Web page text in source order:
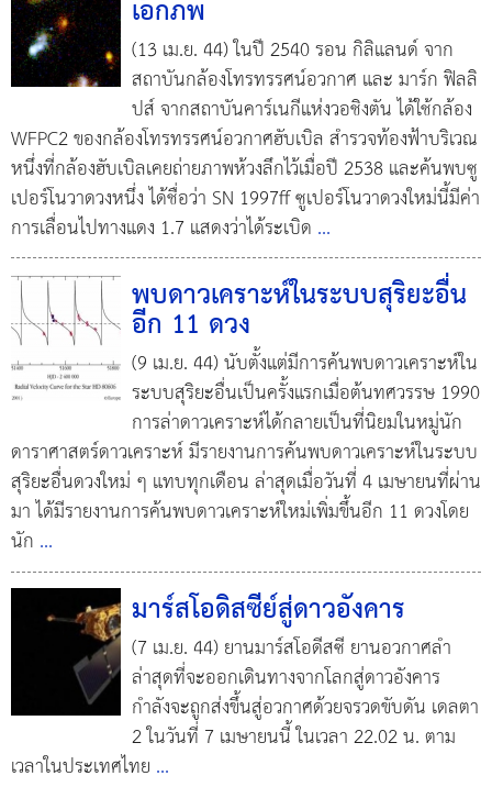
เอกภพ
(13 เม.ย. 44) ในปี 2540 รอน กิลิแลนด์ จาก
สถาบันกล้องโทรทรรศน์อวกาศ และ มาร์ก ฟิลลิ
ปส์ จากสถาบันคาร์เนกีแห่งวอชิงตัน ได้ใช้กล้อง
WFPC2 ของกล้องโทรทรรศน์อวกาศฮับเบิล สำรวจท้องฟ้าบริเวณ
หนึ่งที่กล้องฮับเบิลเคยถ่ายภาพห้วงลึกไว้เมื่อปี 2538 และค้นพบซู
เปอร์โนวาดวงหนึ่ง ได้ชื่อว่า SN 1997ff ซูเปอร์โนวาดวงใหม่นี้มีค่า
การเลื่อนไปทางแดง 1.7 แสดงว่าได้ระเบิด ...
พบดาวเคราะห์ในระบบสุริยะอื่น
อีก 11 ดวง
(9 เม.ย. 44) นับตั้งแต่มีการค้นพบดาวเคราะห์ใน
ระบบสุริยะอื่นเป็นครั้งแรกเมื่อต้นทศวรรษ 1990
การล่าดาวเคราะห์ได้กลายเป็นที่นิยมในหมู่นัก
ดาราศาสตร์ดาวเคราะห์ มีรายงานการค้นพบดาวเคราะห์ในระบบ
สุริยะอื่นดวงใหม่ ๆ แทบทุกเดือน ล่าสุดเมื่อวันที่ 4 เมษายนที่ผ่าน
มา ได้มีรายงานการค้นพบดาวเคราะห์ใหม่เพิ่มขึ้นอีก 11 ดวงโดย
นัก ...
มาร์สโอดิสซีย์สู่ดาวอังคาร
(7 เม.ย. 44) ยานมาร์สโอดีสซี ยานอวกาศลำ
ล่าสุดที่จะออกเดินทางจากโลกสู่ดาวอังคาร
กำลังจะถูกส่งขึ้นสู่อวกาศด้วยจรวดขับดัน เดลตา
2 ในวันที่ 7 เมษายนนี้ ในเวลา 22.02 น. ตาม
เวลาในประเทศไทย ...